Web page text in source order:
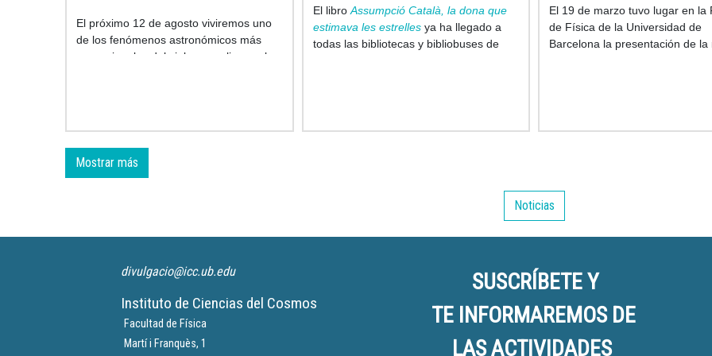
El próximo 12 de agosto viviremos uno
de los fenómenos astronómicos más
excepcionales del siglo: un eclipse solar
El libro Assumpció Català, la dona que
estimava les estrellesya ha llegado a
todas las bibliotecas y bibliobuses de
El 19 de marzo tuvo lugar en la
de Física de la Universidad de
Barcelona la presentación de la
difundir la investigación y
vocaciones científicas entre los
Mostrar más
Noticias
divulgacio@icc.ub.edu
Instituto de Ciencias del Cosmos
Facultad de Física
Martí i Franquès, 1
SUSCRÍBETE Y
TE INFORMAREMOS DE
LAS ACTIVIDADES